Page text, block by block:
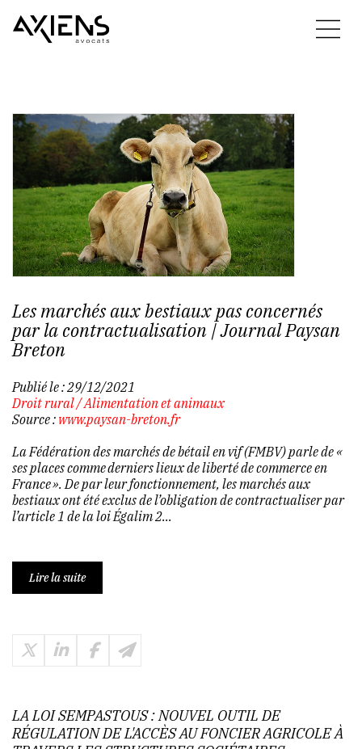
Les marchés aux bestiaux pas concernés
par la contractualisation | Journal Paysan
Breton
Publié le :29/12/2021
Droit rural/Alimentation et animaux
Source : www.paysan-breton.fr
La Fédération des marchés de bétail en vif (FMBV) parle de «
ses places comme derniers lieux de liberté de commerce en
France ». De par leur fonctionnement, les marchés aux
bestiaux ont été exclus de l’obligation de contractualiser par
l’article 1 de la loi Égalim 2...
Lire la suite
LA LOI SEMPASTOUS : NOUVEL OUTIL DE
RÉGULATION DE L'ACCÈS AU FONCIER AGRICOLE À